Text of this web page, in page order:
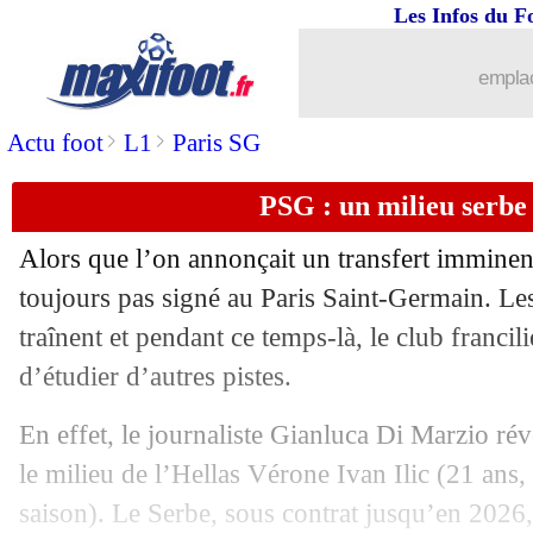
Actu foot> L1 > Paris SG
Les Infos du
PSG : un milieu
Alors que l’on annonçait un transfert
toujours pas signé au Paris Saint-Germain.
traînent et pendant ce temps-là, le club
d’étudier d’autres pistes.
En effet, le journaliste Gianluca Di Marzio
le milieu de l’Hellas Vérone Ivan Ilic (21 ans,
saison). Le Serbe, sous contrat jusqu’en
OM: la folle rumeur Ronaldo
20/08 Ang.
20/08 PSG: sans Navas à Lille
20/08 Man City : Sterling vide son sac
20/08 Barça: Xavi lassé par le mercato
20/08 Séville: Troyes courtise Rony Lopes
20/08 Man Utd: Saha irrité par Ronaldo
20/08 Barça: Umtiti vers un promu de